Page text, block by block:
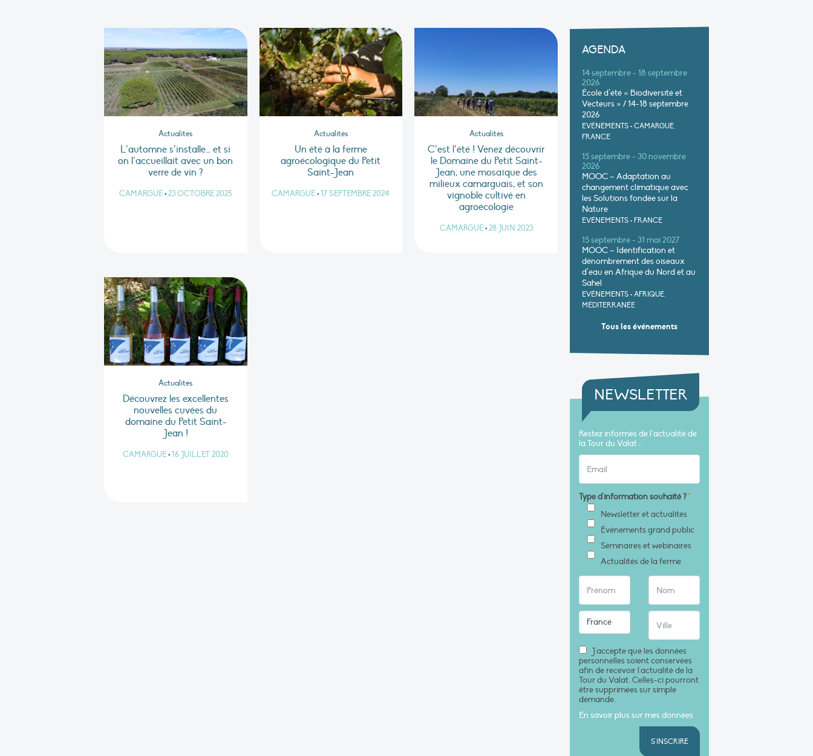
Actualités
L’automne s’installe… et si
on l’accueillait avec un bon
verre de vin ?
CAMARGUE•23 OCTOBRE 2025
Actualités
Un été à la ferme
agroécologique du Petit
Saint-Jean
CAMARGUE • 17 SEPTEMBRE 2024
Actualités
C’est l’été ! Venez découvrir
le Domaine du Petit Saint-
Jean, une mosaïque des
milieux camarguais, et son
vignoble cultivé en
agroécologie
CAMARGUE • 28 JUIN 2023
Actualités
Découvrez les excellentes
nouvelles cuvées du
domaine du Petit Saint-
Jean !
CAMARGUE•16 JUILLET 2020
AGENDA
14 septembre - 18 septembre
2026
École d’été « Biodiversité et
Vecteurs » / 14-18 septembre
2026
EVÉNEMENTS • CAMARGUE,
FRANCE
15 septembre - 30 novembre
2026
MOOC – Adaptation au
changement climatique avec
les Solutions fondée sur la
Nature
EVÉNEMENTS • FRANCE
15 septembre - 31 mai 2027
MOOC – Identification et
dénombrement des oiseaux
d’eau en Afrique du Nord et au
Sahel
EVÉNEMENTS • AFRIQUE,
MÉDITERRANÉE
Tous les événements
NEWSLETTER
Restez informés de l’actualité de
la Tour du Valat :
Type d'information souhaité ?*
Newsletter et actualités
Évènements grand public
Séminaires et webinaires
Actualités de la ferme
J'accepte que les données
personnelles soient conservées
afin de recevoir l'actualité de la
Tour du Valat. Celles-ci pourront
être supprimées sur simple
demande.
En savoir plus sur mes données
S'INSCRIRE